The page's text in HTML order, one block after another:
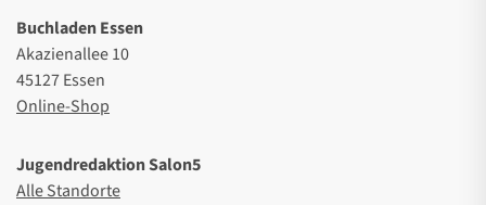
Buchladen Essen
Akazienallee 10
45127 Essen
Online-Shop
Jugendredaktion Salon5
Alle Standorte